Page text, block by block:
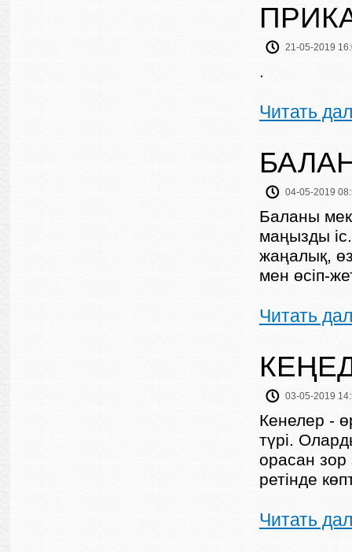
21-05-2019
.
Читать
04-05-2019
Баланы
маңызды
жаңалық,
мен өсіп-
Читать
03-05-2019
Кенелер -
түрі.
орасан зор
ретінде
Читать